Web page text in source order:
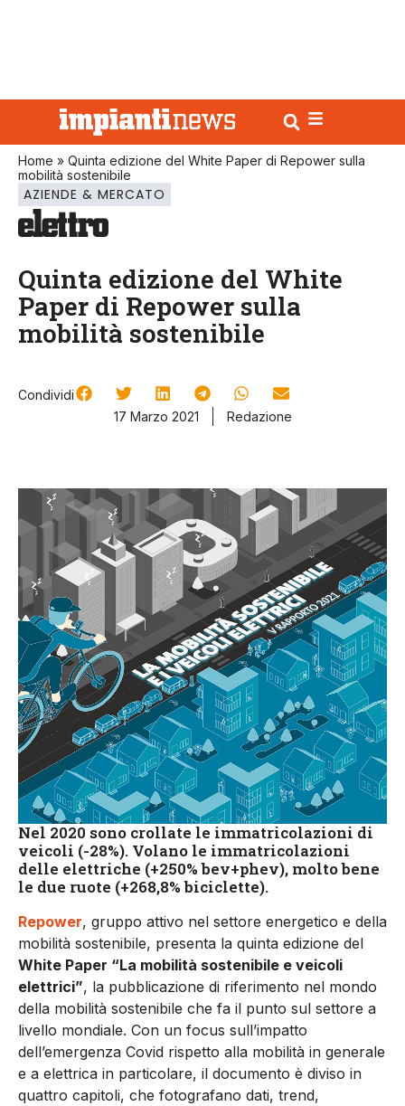
Home » Quinta edizione del White Paper di Repower sulla
mobilità sostenibile
AZIENDE & MERCATO
Quinta edizione del White
Paper di Repower sulla
mobilità sostenibile
Condividi
17 Marzo 2021
Redazione
Nel 2020 sono crollate le immatricolazioni di
veicoli (-28%). Volano le immatricolazioni
delle elettriche (+250% bev+phev), molto bene
le due ruote (+268,8% biciclette).
Repower, gruppo attivo nel settore energetico e della
mobilità sostenibile, presenta la quinta edizione del
White Paper “La mobilità sostenibile e veicoli
elettrici”, la pubblicazione di riferimento nel mondo
della mobilità sostenibile che fa il punto sul settore a
livello mondiale. Con un focus sull’impatto
dell’emergenza Covid rispetto alla mobilità in generale
e a elettrica in particolare, il documento è diviso in
quattro capitoli, che fotografano dati, trend,